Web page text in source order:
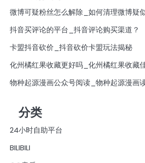
微博可疑粉丝怎么解除_如何清理微博疑
抖音买评论的平台_抖音评论购买渠道？
卡盟抖音砍价_抖音砍价卡盟玩法揭秘
化州橘红果收藏更好吗_化州橘红果收藏
物种起源漫画公众号阅读_物种起源漫画
分类
24小时自助平台
BILIBILI